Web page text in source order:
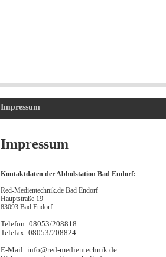
Impressum
Impressum
Kontaktdaten der Abholstation Bad Endorf:
Red-Medientechnik.de Bad Endorf
Hauptstraße 19
83093 Bad Endorf
Telefon: 08053/208818
Telefax: 08053/208824
E-Mail: info@red-medientechnik.de